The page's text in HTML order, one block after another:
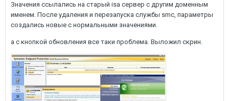
Значения ссылались на старый isa сервер с другим доменным
именем. После удаления и перезапуска службы smc, параметры
создались новые с нормальными значениями.
а с кнопкой обновления все таки проблема. Выложил скрин.